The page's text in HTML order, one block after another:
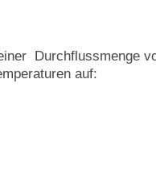
Durchflussmenge
auf: